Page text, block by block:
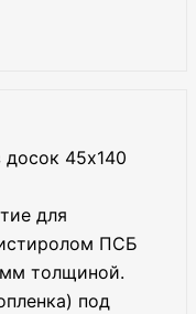
45х140
для
ПСБ
толщиной.
под